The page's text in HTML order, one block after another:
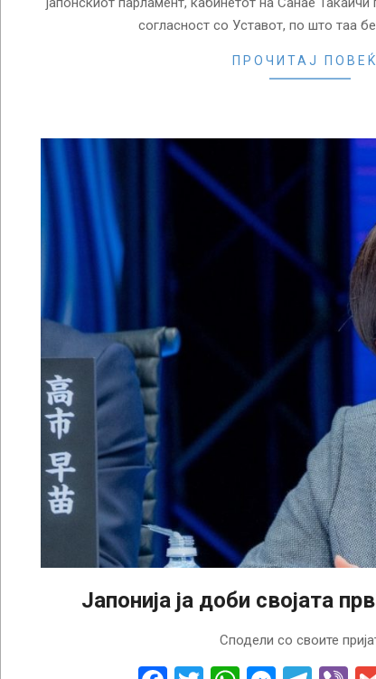
согласност со Уставот, по што таа
ПРОЧИТАЈ
Јапонија ја доби својата
Сподели со своите